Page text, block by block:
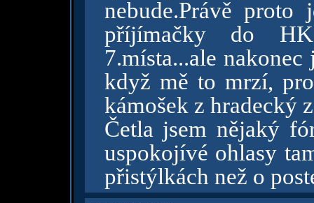
nebude.Právě
příjímačky do
7.místa...ale
když mě to mrzí,
kámošek z hradecký
Četla jsem nějaký
uspokojívé ohlasy
přistýlkách než o